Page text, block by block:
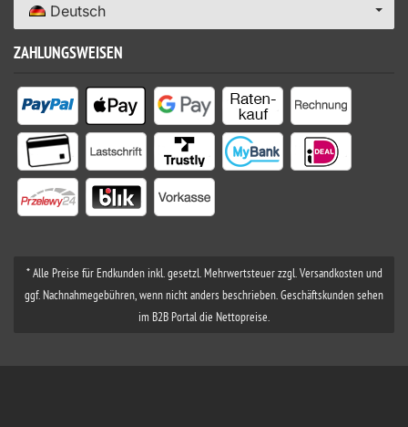
Deutsch
ZAHLUNGSWEISEN
* Alle Preise für Endkunden inkl. gesetzl. Mehrwertsteuer zzgl. Versandkosten und
ggf. Nachnahmegebühren, wenn nicht anders beschrieben. Geschäftskunden sehen
im B2B Portal die Nettopreise.